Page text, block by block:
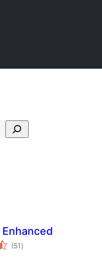
(51 საერთო
რეიტინგი
)